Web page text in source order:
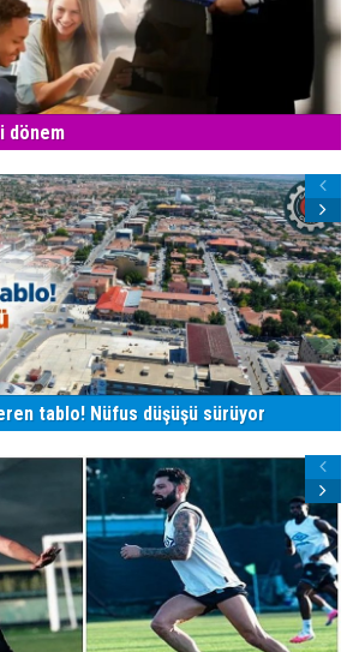
dönem
tablo! Nüfus düşüşü sürüyor